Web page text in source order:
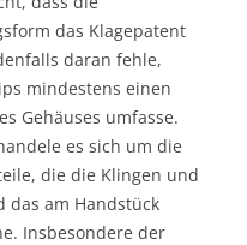
das Klagepatent
daran fehle,
mindestens einen
Gehäuses umfasse.
es sich um die
die die Klingen und
das am Handstück
Insbesondere der